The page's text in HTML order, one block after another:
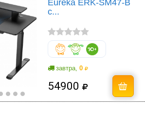
Eureka ERK-SM47-B
c...
завтра, 0
54900